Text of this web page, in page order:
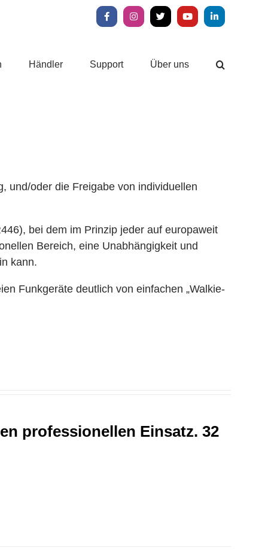
FacebookInstagram
X YouTubeLinkedIn
Händler Support Über uns
und/oder die Freigabe von individuellen
bei dem im Prinzip jeder auf europaweit
Bereich, eine Unabhängigkeit und
kann.
Funkgeräte deutlich von einfachen „Walkie-
professionellen Einsatz. 32